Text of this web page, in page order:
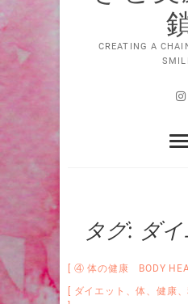
CREATING A
タグ: ダ
④ 体の健康 BODY
ダイエット
、体 、健康 、